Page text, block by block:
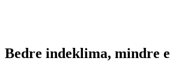
Bedre indeklima, mindre